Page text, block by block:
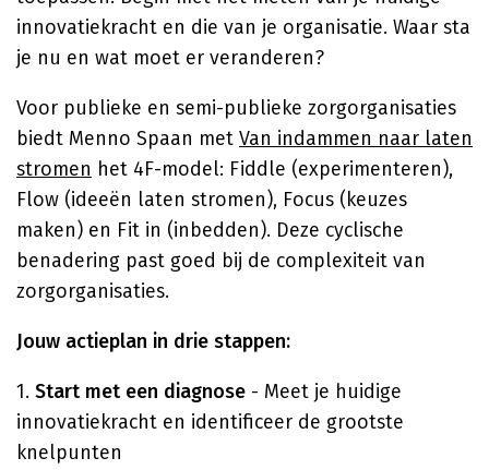
innovatiekracht en die van je organisatie. Waar sta
je nu en wat moet er veranderen?
Voor publieke en semi-publieke zorgorganisaties
biedt Menno Spaan met Van indammen naar laten
stromen het 4F-model: Fiddle (experimenteren),
Flow (ideeën laten stromen), Focus (keuzes
maken) en Fit in (inbedden). Deze cyclische
benadering past goed bij de complexiteit van
zorgorganisaties.
Jouw actieplan in drie stappen:
1. Start met een diagnose - Meet je huidige
innovatiekracht en identificeer de grootste
knelpunten